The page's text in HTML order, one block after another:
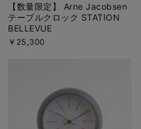
【数量限定】 Arne Jacobsen
テーブルクロック STATION
BELLEVUE
￥25,300